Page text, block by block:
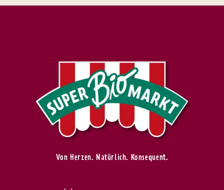
Von Herzen. Natürlich. Konsequent.